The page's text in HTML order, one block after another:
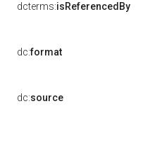
dcterms:isReferencedBy
dc:format
dc:source